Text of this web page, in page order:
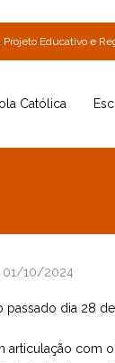
Projeto Educativo e
Católica
01/10/2024
passado dia 28
articulação com